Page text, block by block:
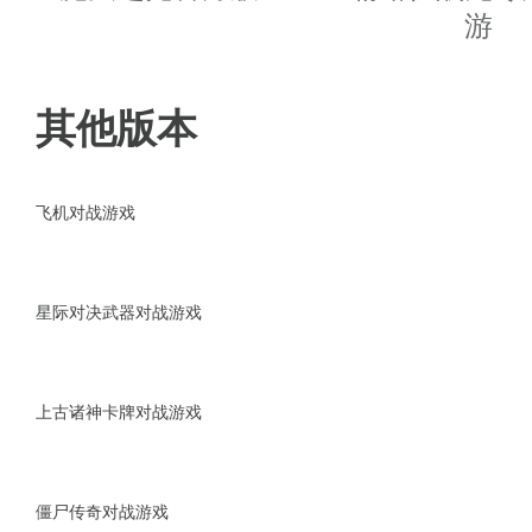
·经典的人物都有，龙珠、复仇
游戏玩法
·超多有趣的挑战关卡，每一种的
·多样化的游戏挑战，在这里还有
游
其他版本
飞机对战游戏
星际对决武器对战游戏
上古诸神卡牌对战游戏
僵尸传奇对战游戏